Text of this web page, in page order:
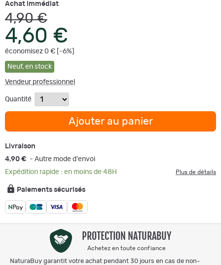
Achat immédiat
4,90 €
4,60 €
économisez 0 € [-6%]
Neuf, en stock
Vendeur professionnel
Quantité
Ajouter au panier
Livraison
4,90 € - Autre mode d'envoi
Expédition rapide : en moins de 48H
Plus de détails
Paiements sécurisés
PROTECTION NATURABUY
Achetez en toute confiance
NaturaBuy garantit votre achat pendant 30 jours en cas de non-